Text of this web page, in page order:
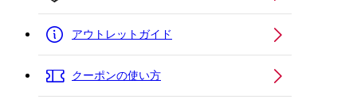
アウトレットガイド
クーポンの使い方